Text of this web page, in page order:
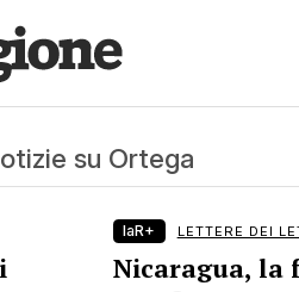
su Ortega
laR+ LETTERE DEI
Nicaragua, la